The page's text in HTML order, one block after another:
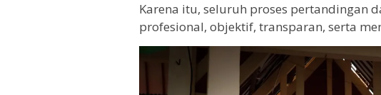
Karena itu, seluruh proses pertandingan
profesional, objektif, transparan, serta